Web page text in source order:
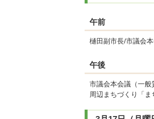
午前
樋田副市長/市議会本
午後
市議会本会議（一
周辺まちづくり「ま